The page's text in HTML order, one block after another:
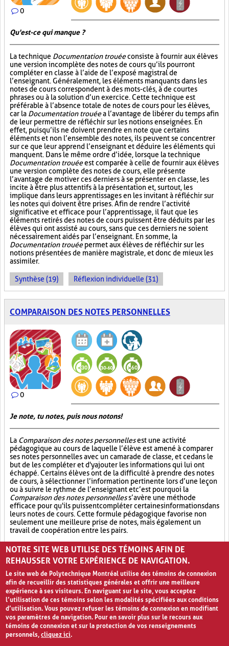
0
Qu'est-ce qui manque ?
La technique Documentation trouéeconsiste à fournir aux élèves
une version incomplète des notes de cours qu’ils pourront
compléter en classe à l’aide de l’exposé magistral de
l’enseignant. Généralement, les éléments manquants dans les
notes de cours correspondent à des mots-clés, à de courtes
phrases ou à la solution d’un exercice. Cette technique est
préférable à l’absence totale de notes de cours pour les élèves,
car la Documentation trouéea l’avantage de libérer du temps afin
de leur permettre de réfléchir sur les notions enseignées. En
effet, puisqu’ils ne doivent prendre en note que certains
éléments et non l’ensemble des notes, ils peuvent se concentrer
sur ce que leur apprend l’enseignant et déduire les éléments qui
manquent. Dans le même ordre d’idée, lorsque la technique
Documentation trouéeest comparée à celle de fournir aux élèves
une version complète des notes de cours, elle présente
l’avantage de motiver ces derniers à se présenter en classe, les
incite à être plus attentifs à la présentation et, surtout, les
implique dans leurs apprentissages en les invitant à réfléchir sur
les notes qui doivent être prises. Afin de rendre l’activité
significative et efficace pour l’apprentissage, il faut que les
éléments retirés des notes de cours puissent être déduits par les
élèves qui ont assisté au cours, sans que ces derniers ne soient
nécessairement aidés par l’enseignant. En somme, la
Documentation trouéepermet aux élèves de réfléchir sur les
notions présentées de manière magistrale, et donc de mieux les
assimiler.
Synthèse (19) Réflexion individuelle (31)
COMPARAISON DES NOTES PERSONNELLES
0
Je note, tu notes, puis nous notons!
La Comparaison des notes personnellesest une activité
pédagogique au cours de laquelle l’élève est amené à comparer
ses notes personnelles avec un camarade de classe, et ce dans le
but de les compléter et d'y ajouter les informations qui lui ont
échappé. Certains élèves ont de la difficulté à prendre des notes
de cours, à sélectionner l’information pertinente lors d’une leçon
ou à suivre le rythme de l’enseignant et c’est pourquoi la
Comparaison des notes personnelless’avère une méthode
efficace pour qu'ils puissent compléter certaines informations dans
leurs notes de cours. Cette formule pédagogique favorise non
seulement une meilleure prise de notes, mais également un
travail de coopération entre les pairs.
Partage (13) Synthèse (19) Analyse critique (12)
NOTRE SITE WEB UTILISE DES TÉMOINS AFIN DE
REHAUSSER VOTRE EXPÉRIENCE DE NAVIGATION.
Le site web de Polytechnique Montréal utilise des témoins de connexion
afin de recueillir des statistiques générales et offrir une meilleure
expérience à ses visiteurs. En naviguant sur le site, vous acceptez
l’utilisation de ces témoins selon les modalités spécifiées aux conditions
d’utilisation. Vous pouvez refuser les témoins de connexion en modifiant
vos paramètres de navigation. Pour en savoir plus sur le recours aux
témoins de connexion et sur la protection de vos renseignements
personnels,cliquez ici.